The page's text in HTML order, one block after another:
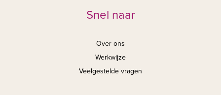
Snel naar
Over ons
Werkwijze
Veelgestelde vragen